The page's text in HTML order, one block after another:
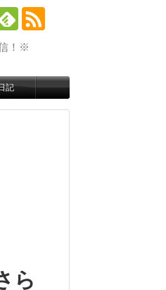
！※
記
ら